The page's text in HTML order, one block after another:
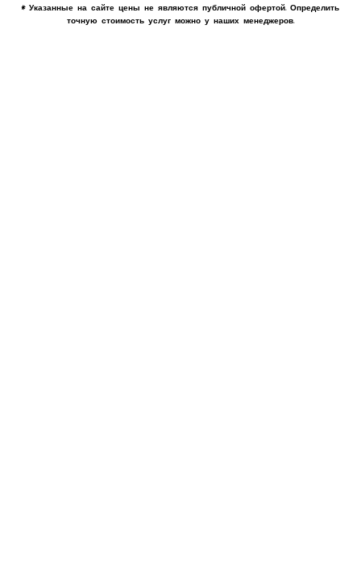
* Указанные на сайте цены не являются публичной офертой. Определить
точную стоимость услуг можно у наших менеджеров.